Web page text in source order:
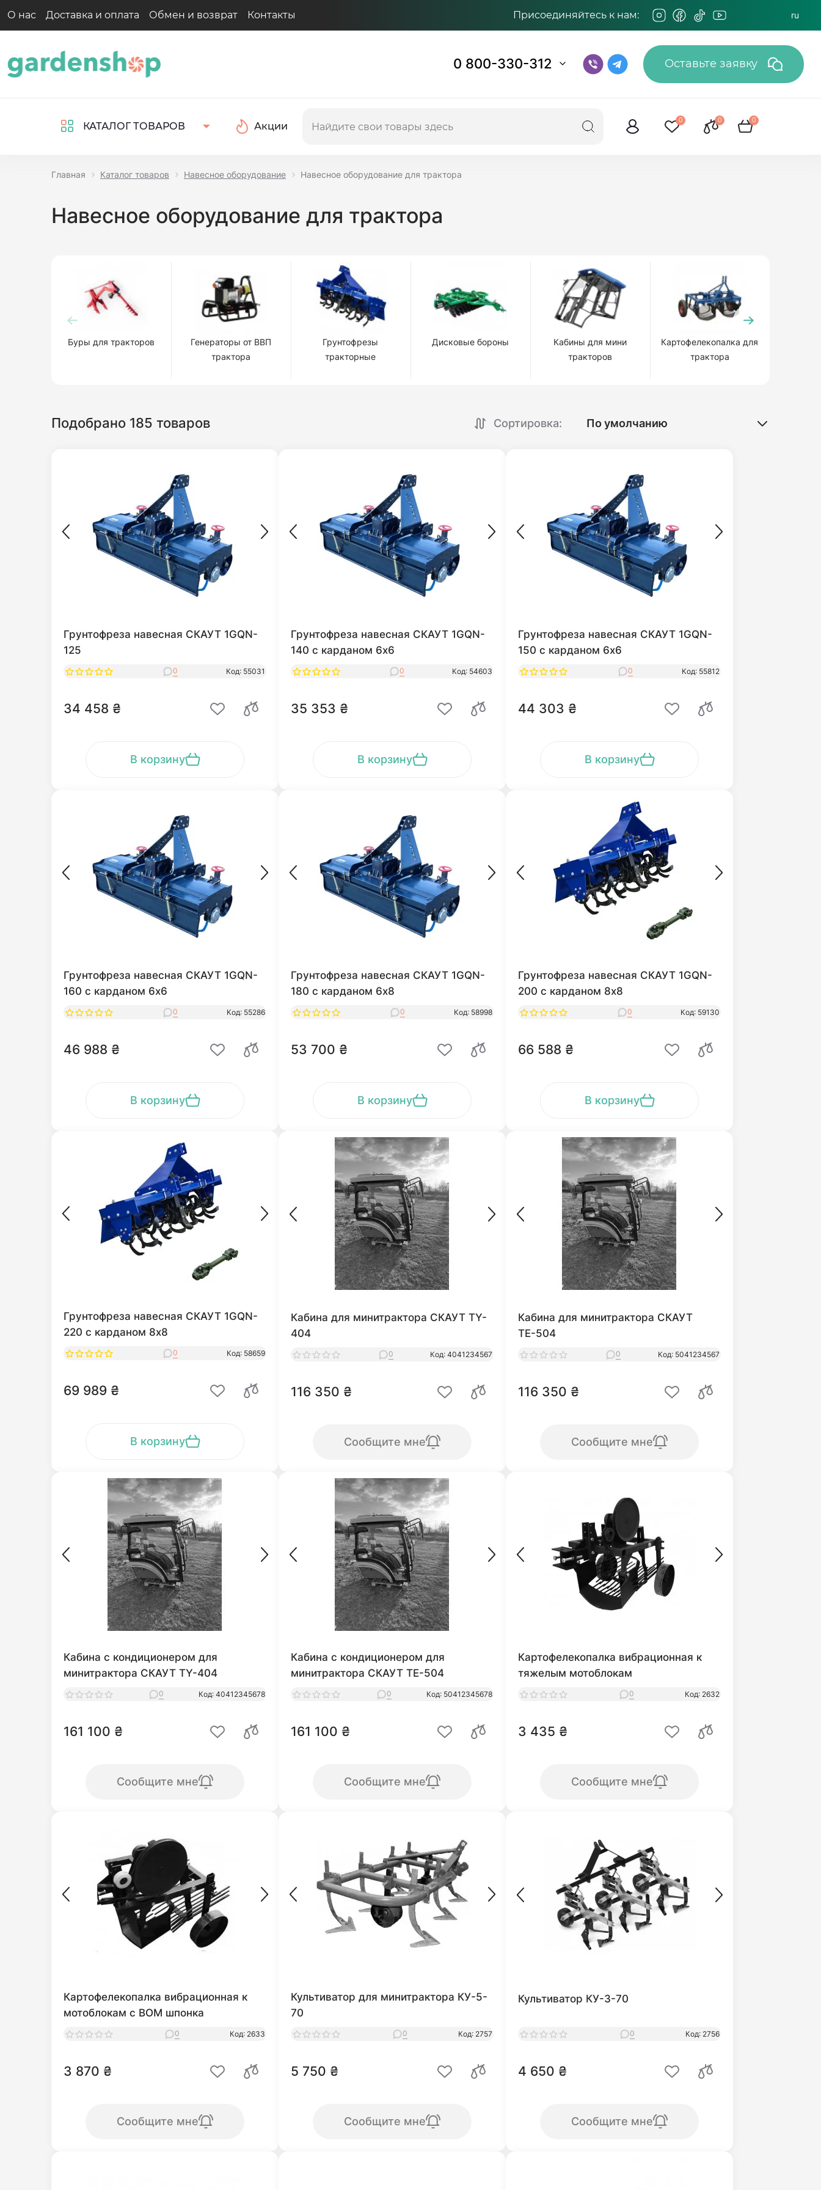
О нас Доставка и оплата Обмен и возврат Контакты Присоединяйтесь к нам: ru
0 800-330-312 Оставьте заявку
КАТАЛОГ ТОВАРОВ Акции
0 0 0
Главная Каталог товаров Навесное оборудование Навесное оборудование для трактора
Навесное оборудование для трактора
Буры для тракторов
Генераторы от ВВП
трактора
Грунтофрезы
тракторные
Дисковые бороны
Кабины для мини
тракторов
Картофелекопалка для
трактора
Подобрано 185 товаров Сортировка:
Грунтофреза навесная СКАУТ 1GQN-
125
0 Код: 55031
34 458 ₴
В корзину
Грунтофреза навесная СКАУТ 1GQN-
140 с карданом 6x6
0 Код: 54603
35 353 ₴
В корзину
Грунтофреза навесная СКАУТ 1GQN-
150 с карданом 6x6
0 Код: 55812
44 303 ₴
В корзину
Грунтофреза навесная СКАУТ 1GQN-
160 с карданом 6x6
0 Код: 55286
46 988 ₴
В корзину
Грунтофреза навесная СКАУТ 1GQN-
180 с карданом 6x8
0 Код: 58998
53 700 ₴
В корзину
Грунтофреза навесная СКАУТ 1GQN-
200 с карданом 8x8
0 Код: 59130
66 588 ₴
В корзину
Грунтофреза навесная СКАУТ 1GQN-
220 с карданом 8x8
0 Код: 58659
69 989 ₴
В корзину
Кабина для минитрактора СКАУТ TY-
404
0 Код: 4041234567
116 350 ₴
Сообщите мне
Кабина для минитрактора СКАУТ
ТЕ-504
0 Код: 5041234567
116 350 ₴
Сообщите мне
Кабина с кондиционером для
минитрактора СКАУТ TY-404
0 Код: 40412345678
161 100 ₴
Сообщите мне
Кабина с кондиционером для
минитрактора СКАУТ ТЕ-504
0 Код: 50412345678
161 100 ₴
Сообщите мне
Картофелекопалка вибрационная к
тяжелым мотоблокам
0 Код: 2632
3 435 ₴
Сообщите мне
Картофелекопалка вибрационная к
мотоблокам с ВОМ шпонка
0 Код: 2633
3 870 ₴
Сообщите мне
Культиватор для минитрактора КУ-5-
70
0 Код: 2757
5 750 ₴
Сообщите мне
Культиватор КУ-3-70
0 Код: 2756
4 650 ₴
Сообщите мне